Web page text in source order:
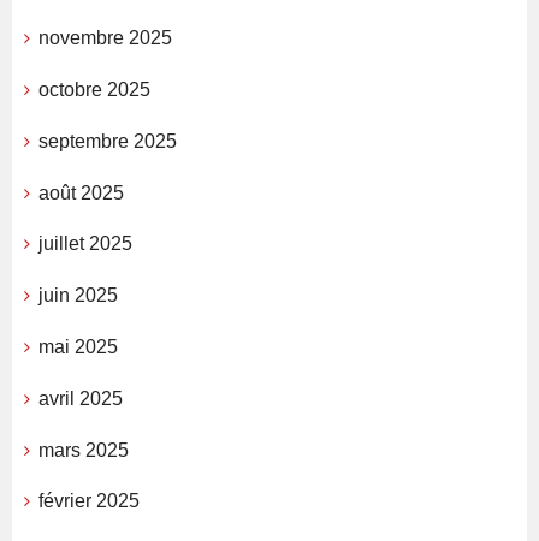
novembre 2025
octobre 2025
septembre 2025
août 2025
juillet 2025
juin 2025
mai 2025
avril 2025
mars 2025
février 2025